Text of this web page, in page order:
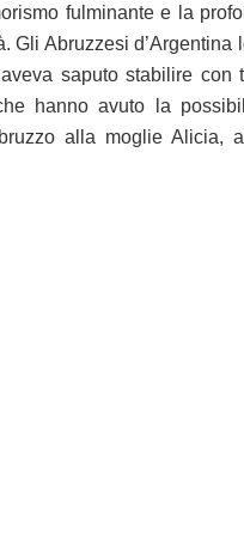
fulminante e la
Abruzzesi d’Argentina
saputo stabilire con
hanno avuto la
alla moglie Alicia,